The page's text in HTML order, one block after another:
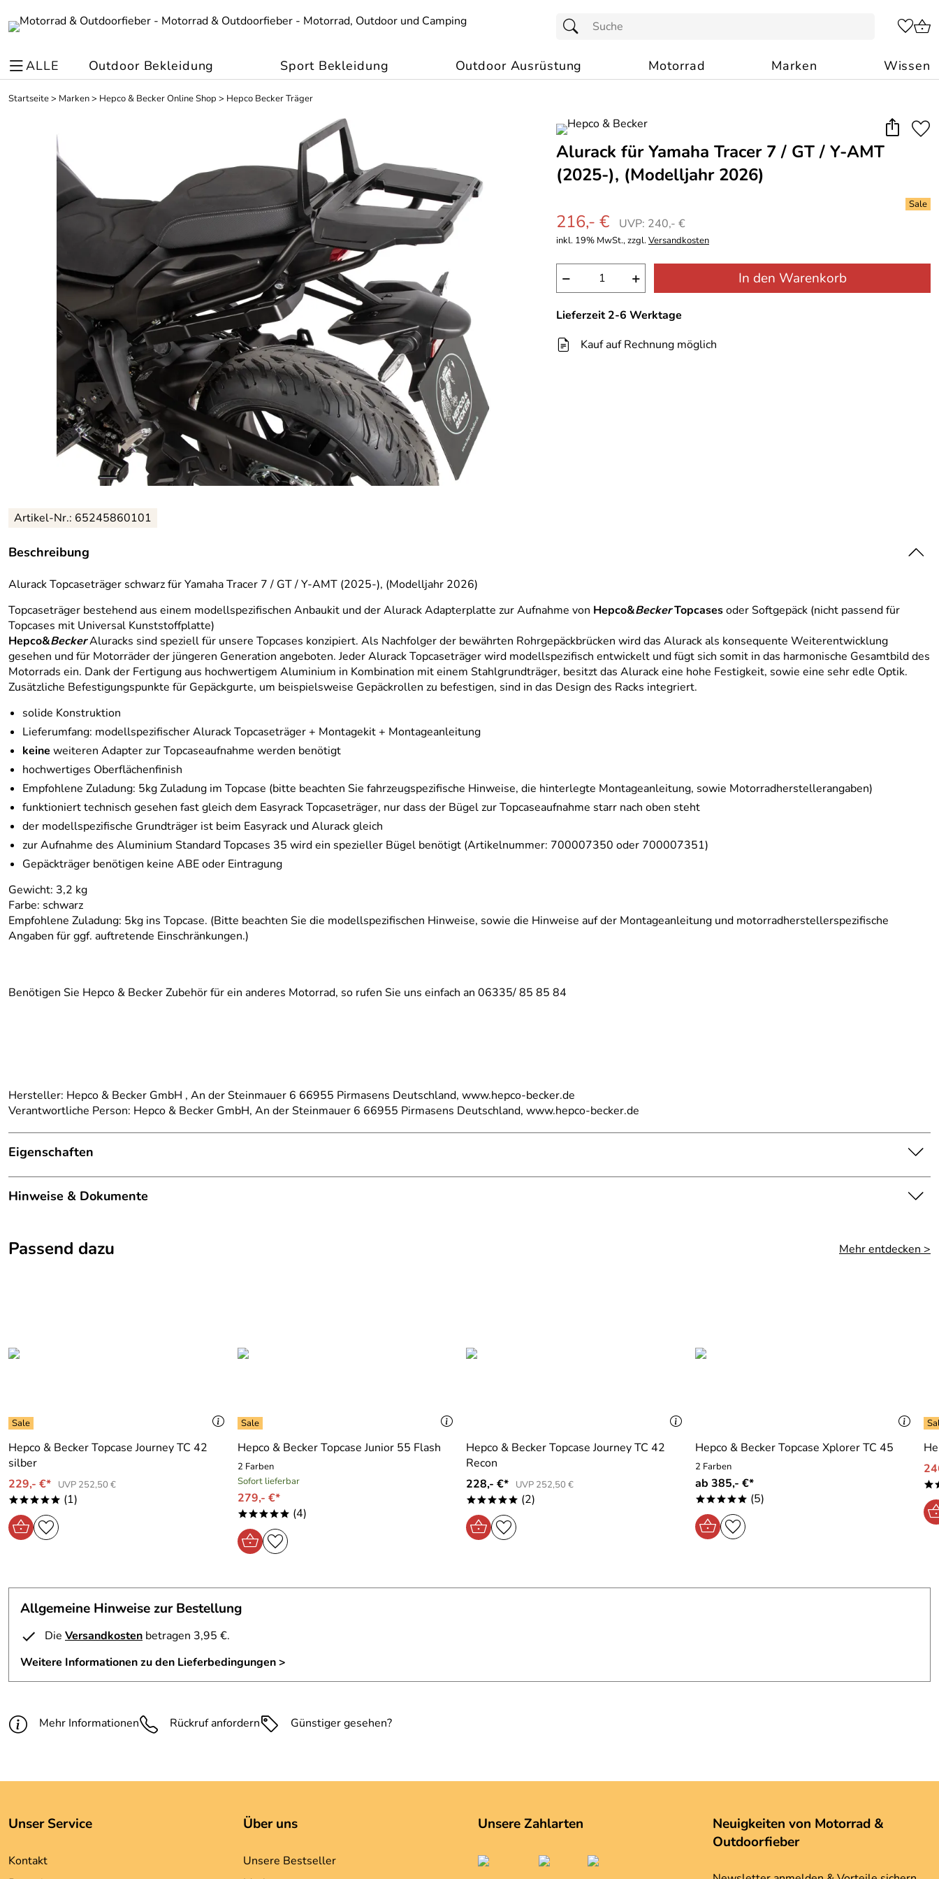
ALLE Outdoor Bekleidung Sport Bekleidung Outdoor Ausrüstung Motorrad Marken Wissen
Startseite> Marken> Hepco & Becker Online Shop > Hepco Becker Träger
Alurack für Yamaha Tracer 7 / GT / Y-AMT
(2025-), (Modelljahr 2026)
216,- € UVP: 240,- €
inkl. 19% MwSt., zzgl.Versandkosten
− + In den Warenkorb
Lieferzeit 2-6 Werktage
Kauf auf Rechnung möglich
Artikel-Nr.: 65245860101
Beschreibung
Alurack Topcaseträger schwarz für Yamaha Tracer 7 / GT / Y-AMT (2025-), (Modelljahr 2026)
Topcaseträger bestehend aus einem modellspezifischen Anbaukit und der Alurack Adapterplatte zur Aufnahme von Hepco&BeckerTopcasesoder Softgepäck (nicht passend für
Topcases mit Universal Kunststoffplatte)
Hepco&BeckerAluracks sind speziell für unsere Topcases konzipiert. Als Nachfolger der bewährten Rohrgepäckbrücken wird das Alurack als konsequente Weiterentwicklung
gesehen und für Motorräder der jüngeren Generation angeboten. Jeder Alurack Topcaseträger wird modellspezifisch entwickelt und fügt sich somit in das harmonische Gesamtbild des
Motorrads ein. Dank der Fertigung aus hochwertigem Aluminium in Kombination mit einem Stahlgrundträger, besitzt das Alurack eine hohe Festigkeit, sowie eine sehr edle Optik.
Zusätzliche Befestigungspunkte für Gepäckgurte, um beispielsweise Gepäckrollen zu befestigen, sind in das Design des Racks integriert.
solide Konstruktion
Lieferumfang: modellspezifischer Alurack Topcaseträger + Montagekit + Montageanleitung
keine weiteren Adapter zur Topcaseaufnahme werden benötigt
hochwertiges Oberflächenfinish
Empfohlene Zuladung: 5kg Zuladung im Topcase (bitte beachten Sie fahrzeugspezifische Hinweise, die hinterlegte Montageanleitung, sowie Motorradherstellerangaben)
funktioniert technisch gesehen fast gleich dem Easyrack Topcaseträger, nur dass der Bügel zur Topcaseaufnahme starr nach oben steht
der modellspezifische Grundträger ist beim Easyrack und Alurack gleich
zur Aufnahme des Aluminium Standard Topcases 35 wird ein spezieller Bügel benötigt (Artikelnummer: 700007350 oder 700007351)
Gepäckträger benötigen keine ABE oder Eintragung
Gewicht: 3,2 kg
Farbe: schwarz
Empfohlene Zuladung: 5kg ins Topcase. (Bitte beachten Sie die modellspezifischen Hinweise, sowie die Hinweise auf der Montageanleitung und motorradherstellerspezifische
Angaben für ggf. auftretende Einschränkungen.)
Benötigen Sie Hepco & Becker Zubehör für ein anderes Motorrad, so rufen Sie uns einfach an 06335/ 85 85 84
Hersteller: Hepco & Becker GmbH , An der Steinmauer 6 66955 Pirmasens Deutschland, www.hepco-becker.de
Verantwortliche Person: Hepco & Becker GmbH, An der Steinmauer 6 66955 Pirmasens Deutschland, www.hepco-becker.de
Eigenschaften
Details
Kategorie:
Alurack - Gepäckbrücke
Hinweise & Dokumente
Passend dazu Mehr entdecken >
Hepco & Becker Topcase Journey TC 42
silber
229,- €*
UVP 252,50 €
***** (1)
Hepco & Becker Topcase Junior 55 Flash
2 Farben
Sofort lieferbar
279,- €*
***** (4)
Hepco & Becker Topcase Journey TC 42
Recon
228,- €*
UVP 252,50 €
***** (2)
Hepco & Becker Topcase Xplorer TC 45
2 Farben
ab 385,- €*
***** (5)
Allgemeine Hinweise zur Bestellung
Die Versandkosten betragen 3,95 €.
Weitere Informationen zu den Lieferbedingungen >
Mehr Informationen Rückruf anfordern Günstiger gesehen?
Unser Service
Kontakt
Über uns
Unsere Bestseller
Unsere Zahlarten
Neuigkeiten von Motorrad &
Outdoorfieber